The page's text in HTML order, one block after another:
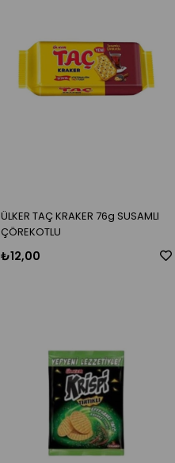
ÜLKER TAÇ KRAKER 76g SUSAMLI
ÇÖREKOTLU
₺12,00